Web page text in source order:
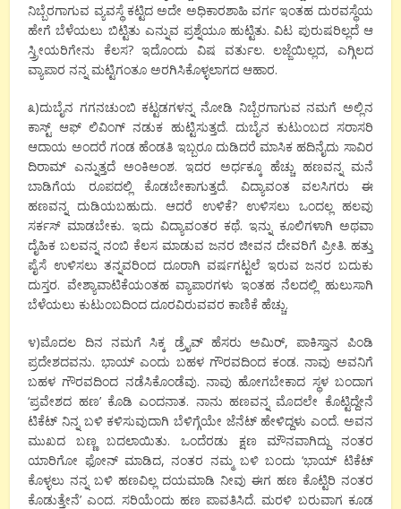
ನಿಬ್ಬೆರಗಾಗುವ ವ್ಯವಸ್ಥೆ ಕಟ್ಟಿದ ಅದೇ ಅಧಿಕಾರಶಾಹಿ ವರ್ಗ ಇಂತಹ ದುರವಸ್ಥೆಯ
ಹೇಗೆ ಬೆಳೆಯಲು ಬಿಟ್ಟಿತು ಎನ್ನುವ ಪ್ರಶ್ನೆಯೂ ಹುಟ್ಟಿತು. ವಿಟ ಪುರುಷರಿಲ್ಲದೆ ಆ
ಸ್ತ್ರೀಯರಿಗೇನು ಕೆಲಸ? ಇದೊಂದು ವಿಷ ವರ್ತುಲ. ಲಜ್ಜೆಯಿಲ್ಲದ, ಎಗ್ಗಿಲದ
ವ್ಯಾಪಾರ ನನ್ನ ಮಟ್ಟಿಗಂತೂ ಅರಗಿಸಿಕೊಳ್ಳಲಾಗದ ಆಹಾರ.
೩)ದುಬೈನ ಗಗನಚುಂಬಿ ಕಟ್ಟಡಗಳನ್ನ ನೋಡಿ ನಿಬ್ಬೆರಗಾಗುವ ನಮಗೆ ಅಲ್ಲಿನ
ಕಾಸ್ಟ್ ಆಫ್ ಲಿವಿಂಗ್ ನಡುಕ ಹುಟ್ಟಿಸುತ್ತದೆ. ದುಬೈನ ಕುಟುಂಬದ ಸರಾಸರಿ
ಆದಾಯ ಅಂದರೆ ಗಂಡ ಹೆಂಡತಿ ಇಬ್ಬರೂ ದುಡಿದರೆ ಮಾಸಿಕ ಹದಿನೈದು ಸಾವಿರ
ದಿರಾಮ್ ಎನ್ನುತ್ತದೆ ಅಂಕಿಅಂಶ. ಇದರ ಅರ್ಧಕ್ಕೂ ಹೆಚ್ಚು ಹಣವನ್ನ ಮನೆ
ಬಾಡಿಗೆಯ ರೂಪದಲ್ಲಿ ಕೊಡಬೇಕಾಗುತ್ತದೆ. ವಿದ್ಯಾವಂತ ವಲಸಿಗರು ಈ
ಹಣವನ್ನ ದುಡಿಯಬಹುದು. ಆದರೆ ಉಳಿಕೆ? ಉಳಿಸಲು ಒಂದಲ್ಲ ಹಲವು
ಸರ್ಕಸ್ ಮಾಡಬೇಕು. ಇದು ವಿದ್ಯಾವಂತರ ಕಥೆ. ಇನ್ನು ಕೂಲಿಗಳಾಗಿ ಅಥವಾ
ದೈಹಿಕ ಬಲವನ್ನ ನಂಬಿ ಕೆಲಸ ಮಾಡುವ ಜನರ ಜೀವನ ದೇವರಿಗೆ ಪ್ರೀತಿ. ಹತ್ತು
ಪೈಸೆ ಉಳಿಸಲು ತನ್ನವರಿಂದ ದೂರಾಗಿ ವರ್ಷಗಟ್ಟಲೆ ಇರುವ ಜನರ ಬದುಕು
ದುಸ್ತರ. ವೇಶ್ಯಾವಾಟಿಕೆಯಂತಹ ವ್ಯಾಪಾರಗಳು ಇಂತಹ ನೆಲದಲ್ಲಿ ಹುಲುಸಾಗಿ
ಬೆಳೆಯಲು ಕುಟುಂಬದಿಂದ ದೂರವಿರುವವರ ಕಾಣಿಕೆ ಹೆಚ್ಚು.
೪)ಮೊದಲ ದಿನ ನಮಗೆ ಸಿಕ್ಕ ಡ್ರೈವ್ ಹೆಸರು ಅಮಿರ್, ಪಾಕಿಸ್ತಾನ ಪಿಂಡಿ
ಪ್ರದೇಶದವನು. ಭಾಯ್ ಎಂದು ಬಹಳ ಗೌರವದಿಂದ ಕಂಡ. ನಾವು ಅವನಿಗೆ
ಬಹಳ ಗೌರವದಿಂದ ನಡೆಸಿಕೊಂಡೆವು. ನಾವು ಹೋಗಬೇಕಾದ ಸ್ಥಳ ಬಂದಾಗ
‘ಪ್ರವೇಶದ ಹಣ’ ಕೊಡಿ ಎಂದನಾತ. ನಾನು ಹಣವನ್ನ ಮೊದಲೇ ಕೊಟ್ಟಿದ್ದೇನೆ
ಟಿಕೆಟ್ ನಿನ್ನ ಬಳಿ ಕಳಿಸುವುದಾಗಿ ಬೆಳಿಗ್ಗೆಯೇ ಜೆನೆಟ್ ಹೇಳಿದ್ದಳು ಎಂದೆ. ಅವನ
ಮುಖದ ಬಣ್ಣ ಬದಲಾಯಿತು. ಒಂದೆರಡು ಕ್ಷಣ ಮೌನವಾಗಿದ್ದು ನಂತರ
ಯಾರಿಗೋ ಫೋನ್ ಮಾಡಿದ, ನಂತರ ನಮ್ಮ ಬಳಿ ಬಂದು ‘ಭಾಯ್ ಟಿಕೆಟ್
ಕೊಳ್ಳಲು ನನ್ನ ಬಳಿ ಹಣವಿಲ್ಲ ದಯಮಾಡಿ ನೀವು ಈಗ ಹಣ ಕೊಟ್ಟಿರಿ ನಂತರ
ಕೊಡುತ್ತೇನೆ’ ಎಂದ. ಸರಿಯೆಂದು ಹಣ ಪಾವತಿಸಿದೆ. ಮರಳಿ ಬರುವಾಗ ಕೂಡ